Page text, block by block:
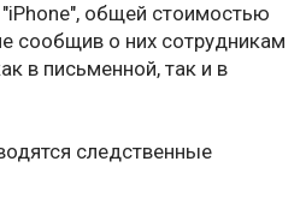
общей стоимостью
сообщив о них сотрудникам
в письменной, так и в
следственные